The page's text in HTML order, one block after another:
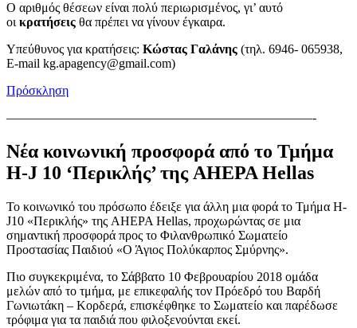
Ο αριθμός θέσεων είναι πολύ περιωρισμένος, γι’ αυτό
οικρατήσεις θα πρέπει να γίνουν έγκαιρα.
Υπεύθυνος για κρατήσεις: Κώστας Γαλάνης (τηλ. 6946- 065938,
E-mail kg.apagency@gmail.com)
Πρόσκληση
————————————————————————-
Νέα κοινωνική προσφορά από το Τμήμα
H-J 10 ‘Περικλής’ της AHEPA Hellas
To κοινωνικό του πρόσωπο έδειξε για άλλη μια φορά το Τμήμα H-
J10 «Περικλής» της AHEPA Hellas, προχωρώντας σε μια
σημαντική προσφορά προς το Φιλανθρωπικό Σωματείο
Προστασίας Παιδιού «Ο Άγιος Πολύκαρπος Σμύρνης».
Πιο συγκεκριμένα, το Σάββατο 10 Φεβρουαρίου 2018 ομάδα
μελών από το τμήμα, με επικεφαλής τον Πρόεδρό του Βαρδή
Γωνιωτάκη – Κορδερά, επισκέφθηκε το Σωματείο και παρέδωσε
τρόφιμα για τα παιδιά που φιλοξενούνται εκεί.